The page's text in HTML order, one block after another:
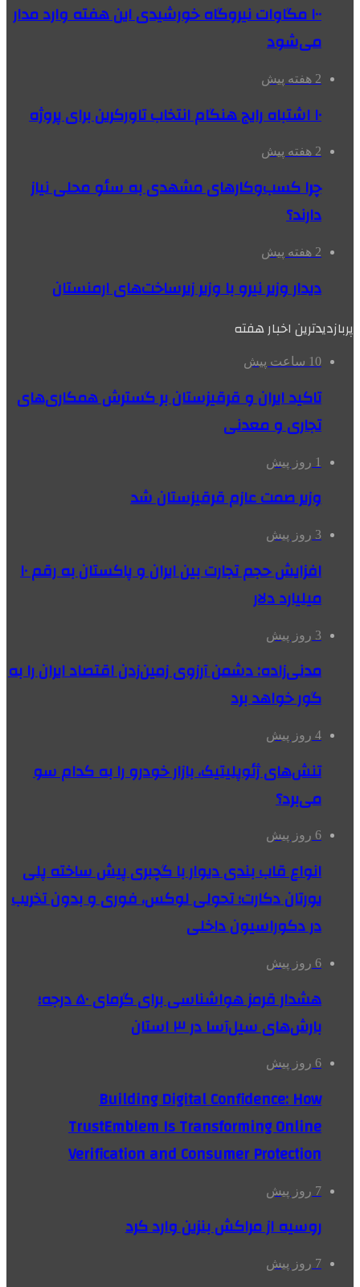
۱۰۰ مگاوات نیروگاه‌ خورشیدی این هفته وارد مدار
می‌شود
2 هفته پیش
۱۰ اشتباه رایج هنگام انتخاب تاورکرین برای پروژه
2 هفته پیش
چرا کسب‌وکارهای مشهدی به سئو محلی نیاز
دارند؟
2 هفته پیش
دیدار وزیر نیرو با وزیر زیرساخت‌های ارمنستان
پربازدیدترین اخبار هفته
10 ساعت پیش
تاکید ایران و قرقیزستان بر گسترش همکاری‌های
تجاری و معدنی
1 روز پیش
وزیر صمت عازم قرقیزستان شد
3 روز پیش
افزایش حجم تجارت بین ایران و پاکستان به رقم ۱۰
میلیارد دلار
3 روز پیش
مدنی‌زاده: دشمن آرزوی زمین‌زدن اقتصاد ایران را به
گور خواهد برد
4 روز پیش
تنش‌های ژئوپلیتیک، بازار خودرو را به کدام سو
می‌برد؟
6 روز پیش
انواع قاب بندی دیوار با گچبری پیش ساخته پلی
یورتان دکارت؛ تحولی لوکس، فوری و بدون تخریب
در دکوراسیون داخلی
6 روز پیش
هشدار قرمز هواشناسی برای گرمای ۵۰ درجه؛
بارش‌های سیل‌آسا در ۳ استان
6 روز پیش
Building Digital Confidence: How
TrustEmblem Is Transforming Online
Verification and Consumer Protection
7 روز پیش
روسیه از مراکش بنزین وارد کرد
7 روز پیش